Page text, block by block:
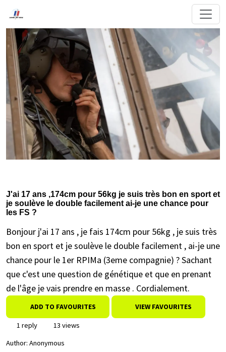
J'ai 17 ans ,174cm pour 56kg je suis très bon en sport et
je soulève le double facilement ai-je une chance pour
les FS ?
Bonjour j'ai 17 ans , je fais 174cm pour 56kg , je suis très
bon en sport et je soulève le double facilement , ai-je une
chance pour le 1er RPIMa (3eme compagnie) ? Sachant
que c'est une question de génétique et que en prenant
de l'âge je vais prendre en masse . Cordialement.
ADD TO FAVOURITES VIEW FAVOURITES
1 reply
13 views
Author: Anonymous